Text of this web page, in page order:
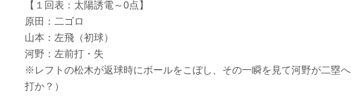
【１回表：太陽誘電～0点】
原田：二ゴロ
山本：左飛（初球）
河野：左前打・失
※レフトの松木が返球時にボールをこぼし、その一瞬を見て河野が二塁
打か？）